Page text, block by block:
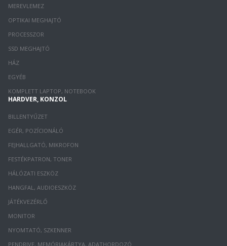
MEREVLEMEZ
OPTIKAI MEGHAJTÓ
PROCESSZOR
SSD MEGHAJTÓ
HÁZ
EGYÉB
KOMPLETT LAPTOP, NOTEBOOK
HARDVER, KONZOL
BILLENTYŰZET
EGÉR, POZÍCIONÁLÓ
FEJHALLGATÓ, MIKROFON
FESTÉKPATRON, TONER
HÁLÓZATI ESZKÖZ
HANGFAL, AUDIOESZKÖZ
JÁTÉKVEZÉRLŐ
MONITOR
NYOMTATÓ, SZKENNER
PENDRIVE, MEMÓRIAKÁRTYA, ADATHORDOZÓ